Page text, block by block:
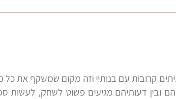
קרובות עם בנותיי וזה מקום שמשקף את כל
ובין דעותיהם מגיעים פשוט לשחק, לעשות